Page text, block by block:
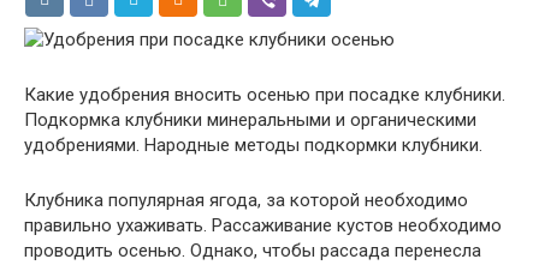
Какие удобрения вносить осенью при посадке клубники.
Подкормка клубники минеральными и органическими
удобрениями. Народные методы подкормки клубники.
Клубника популярная ягода, за которой необходимо
правильно ухаживать. Рассаживание кустов необходимо
проводить осенью. Однако, чтобы рассада перенесла